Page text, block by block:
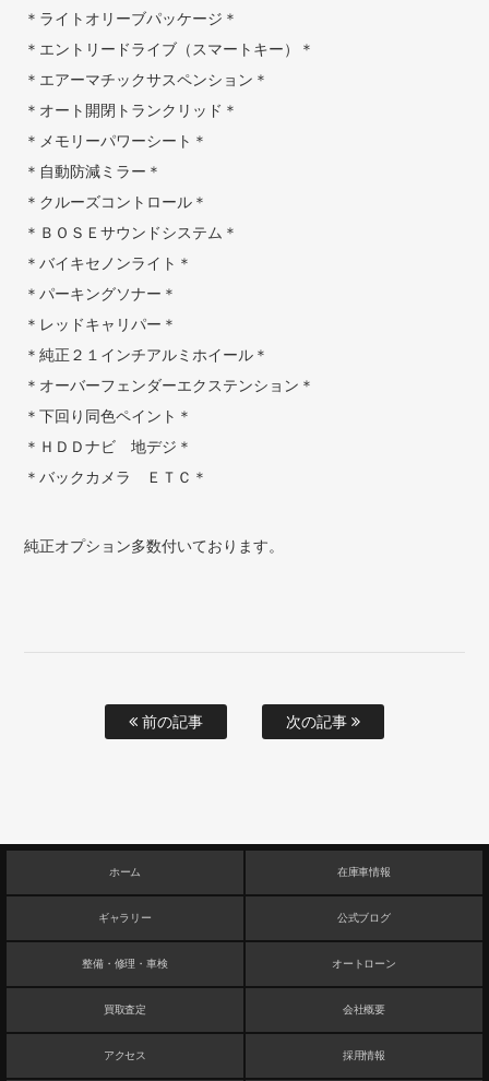
＊ライトオリーブパッケージ＊
＊エントリードライブ（スマートキー）＊
＊エアーマチックサスペンション＊
＊オート開閉トランクリッド＊
＊メモリーパワーシート＊
＊自動防減ミラー＊
＊クルーズコントロール＊
＊ＢＯＳＥサウンドシステム＊
＊バイキセノンライト＊
＊パーキングソナー＊
＊レッドキャリパー＊
＊純正２１インチアルミホイール＊
＊オーバーフェンダーエクステンション＊
＊下回り同色ペイント＊
＊ＨＤＤナビ 地デジ＊
＊バックカメラ ＥＴＣ＊
純正オプション多数付いております。
前の記事 次の記事
ホーム 在庫車情報
ギャラリー 公式ブログ
整備・修理・車検 オートローン
買取査定 会社概要
アクセス 採用情報